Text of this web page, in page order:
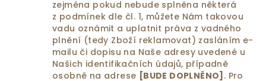
zejména pokud nebude splněna některá
z podmínek dle čl. 1, můžete Nám takovou
vadu oznámit a uplatnit práva z vadného
plnění (tedy Zboží reklamovat) zasláním e-
mailu či dopisu na Naše adresy uvedené u
Našich identifikačních údajů, případně
osobně na adrese [BUDE DOPLNĚNO] . Pro